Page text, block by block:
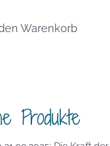
Warenkorb
Produkte